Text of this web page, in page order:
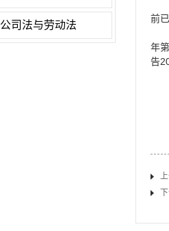
公司法与劳动法
前
年第
告